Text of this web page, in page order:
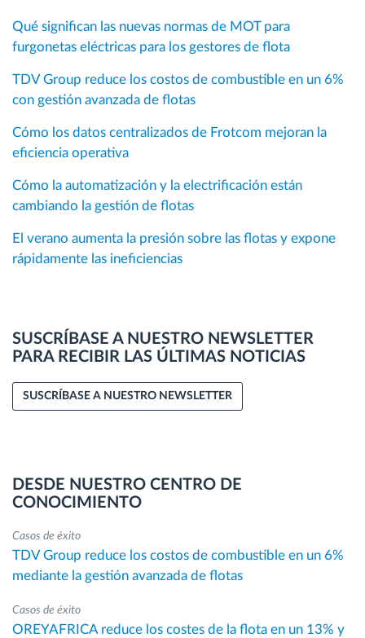
Qué significan las nuevas normas de MOT para
furgonetas eléctricas para los gestores de flota
TDV Group reduce los costos de combustible en un 6%
con gestión avanzada de flotas
Cómo los datos centralizados de Frotcom mejoran la
eficiencia operativa
Cómo la automatización y la electrificación están
cambiando la gestión de flotas
El verano aumenta la presión sobre las flotas y expone
rápidamente las ineficiencias
SUSCRÍBASE A NUESTRO NEWSLETTER
PARA RECIBIR LAS ÚLTIMAS NOTICIAS
SUSCRÍBASE A NUESTRO NEWSLETTER
DESDE NUESTRO CENTRO DE
CONOCIMIENTO
Casos de éxito
TDV Group reduce los costos de combustible en un 6%
mediante la gestión avanzada de flotas
Casos de éxito
OREYAFRICA reduce los costes de la flota en un 13% y